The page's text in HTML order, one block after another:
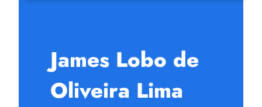
James Lobo de
Oliveira Lima